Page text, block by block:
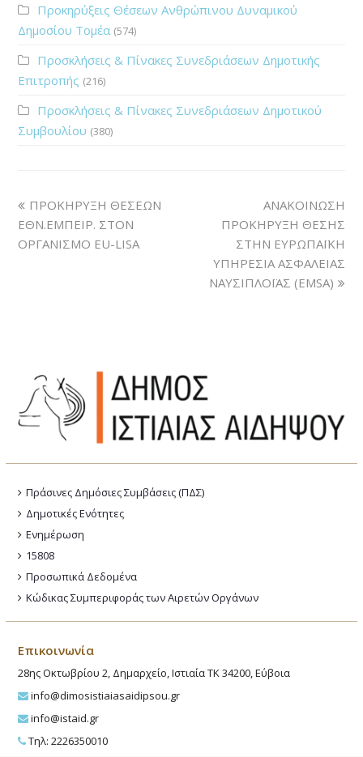
Προκηρύξεις Θέσεων Ανθρώπινου Δυναμικού
Δημοσίου Τομέα (574)
Προσκλήσεις & Πίνακες Συνεδριάσεων Δημοτικής
Επιτροπής (216)
Προσκλήσεις & Πίνακες Συνεδριάσεων Δημοτικού
Συμβουλίου (380)
ΠΡΟΚΗΡΥΞΗ ΘΕΣΕΩΝ
ΕΘΝ.ΕΜΠΕΙΡ. ΣΤΟΝ
ΟΡΓΑΝΙΣΜΟ EU-LISA
ΑΝΑΚΟΙΝΩΣΗ
ΠΡΟΚΗΡΥΞΗ ΘΕΣΗΣ
ΣΤΗΝ ΕΥΡΩΠΑΪΚΗ
ΥΠΗΡΕΣΙΑ ΑΣΦΑΛΕΙΑΣ
ΝΑΥΣΙΠΛΟΪΑΣ (EMSA)
Πράσινες Δημόσιες Συμβάσεις (ΠΔΣ)
Δημοτικές Ενότητες
Ενημέρωση
15808
Προσωπικά Δεδομένα
Κώδικας Συμπεριφοράς των Αιρετών Οργάνων
Επικοινωνία
28ης Οκτωβρίου 2, Δημαρχείο, Ιστιαία ΤΚ 34200, Εύβοια
info@dimosistiaiasaidipsou.gr
info@istaid.gr
Τηλ: 2226350010